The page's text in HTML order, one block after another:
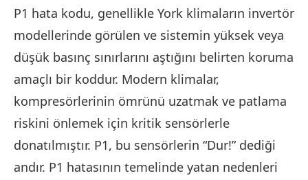
P1 hata kodu, genellikle York klimaların invertör
modellerinde görülen ve sistemin yüksek veya
düşük basınç sınırlarını aştığını belirten koruma
amaçlı bir koddur. Modern klimalar,
kompresörlerinin ömrünü uzatmak ve patlama
riskini önlemek için kritik sensörlerle
donatılmıştır. P1, bu sensörlerin “Dur!” dediği
andır. P1 hatasının temelinde yatan nedenleri